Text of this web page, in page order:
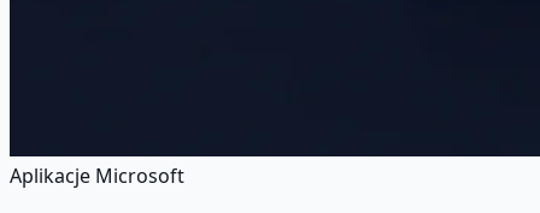
Aplikacje Microsoft